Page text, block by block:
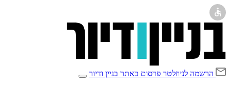
הרשמה לניוזלטר פרסום באתר בניין ודיור